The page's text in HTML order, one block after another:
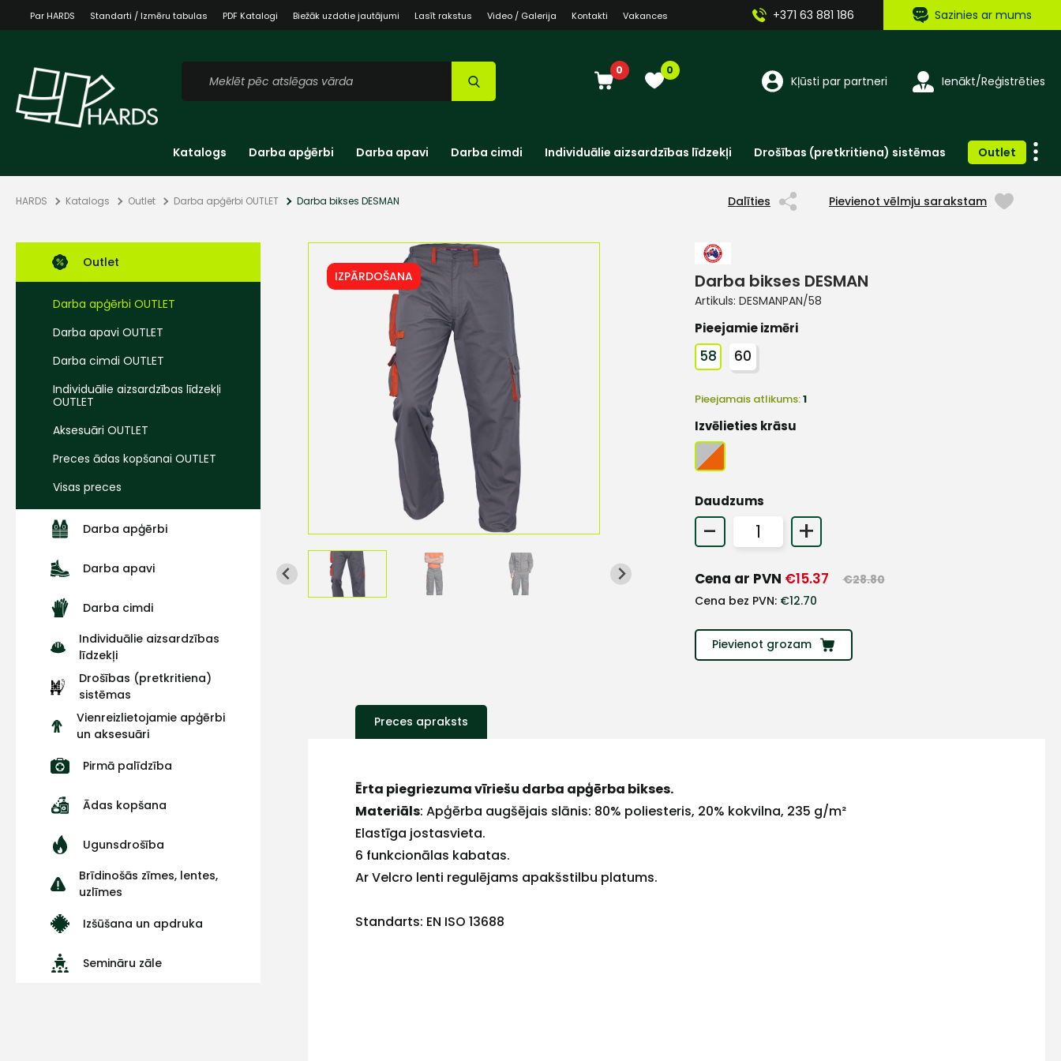
Par HARDS Standarti / Izmēru tabulas PDF Katalogi Biežāk uzdotie jautājumi Lasīt rakstus Video / Galerija Kontakti Vakances +371 63 881 186 Sazinies ar mums
0 0
Kļūsti par partneri Ienākt/Reģistrēties
Katalogs Darba apģērbi Darba apavi Darba cimdi Individuālie aizsardzības līdzekļi Drošības (pretkritiena) sistēmas Outlet
HARDS Katalogs Outlet Darba apģērbi OUTLET Darba bikses DESMAN Dalīties Pievienot vēlmju sarakstam
Outlet
Darba apģērbi OUTLET
Darba apavi OUTLET
Darba cimdi OUTLET
Individuālie aizsardzības līdzekļi
OUTLET
Aksesuāri OUTLET
Preces ādas kopšanai OUTLET
Visas preces
Darba apģērbi
Darba apavi
Darba cimdi
Individuālie aizsardzības
līdzekļi
Drošības (pretkritiena)
sistēmas
Vienreizlietojamie apģērbi
un aksesuāri
Pirmā palīdzība
Ādas kopšana
Ugunsdrošība
Brīdinošās zīmes, lentes,
uzlīmes
Izšūšana un apdruka
Semināru zāle
IZPĀRDOŠANA Darba bikses DESMAN
Artikuls: DESMANPAN/58
Pieejamie izmēri
58 60
Pieejamais atlikums:1
Izvēlieties krāsu
Daudzums
- +
Cena ar PVN €15.37 €28.80
Cena bez PVN: €12.70
Pievienot grozam
Preces apraksts
Ērta piegriezuma vīriešu darba apģērba bikses.
Materiāls: Apģērba augšējais slānis: 80% poliesteris, 20% kokvilna, 235 g/m²
Elastīga jostasvieta.
6 funkcionālas kabatas.
Ar Velcro lenti regulējams apakšstilbu platums.
Standarts: EN ISO 13688
+